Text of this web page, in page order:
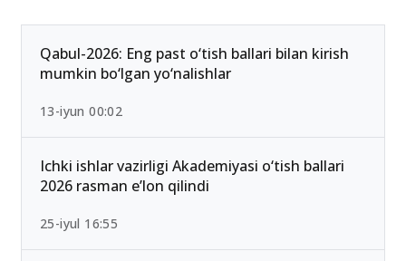
Qabul-2026: Eng past o‘tish ballari bilan kirish
mumkin bo‘lgan yo‘nalishlar
13-iyun 00:02
Ichki ishlar vazirligi Akademiyasi o‘tish ballari
2026 rasman e’lon qilindi
25-iyul 16:55